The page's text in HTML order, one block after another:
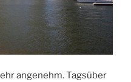
angenehm. Tagsüber